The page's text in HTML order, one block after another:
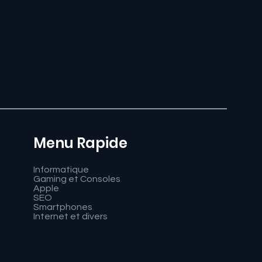
Menu Rapide
Informatique
Gaming et Consoles
Apple
SEO
Smartphones
Internet et divers